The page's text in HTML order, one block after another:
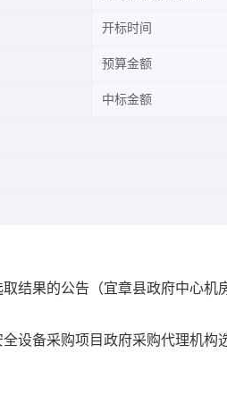
开标时间
预算金额
中标金额
结果的公告（宜章县政府中心机
设备采购项目政府采购代理机构